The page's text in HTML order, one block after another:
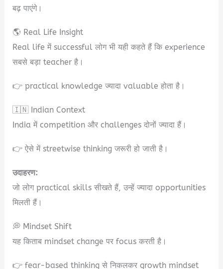
बढ़ पाएंगे।
🌎 Real Life Insight
Real life में successful लोग भी यही कहते हैं कि experience
सबसे बड़ा teacher है।
👉 practical knowledge ज्यादा valuable होता है।
🇮🇳 Indian Context
India में competition और challenges दोनों ज्यादा हैं।
👉 ऐसे में streetwise thinking जरूरी हो जाती है।
उदाहरण:
जो लोग practical skills सीखते हैं, उन्हें ज्यादा opportunities
मिलती हैं।
💭 Mindset Shift
यह किताब mindset change पर focus करती है।
👉 fear-based thinking से निकलकर growth mindset